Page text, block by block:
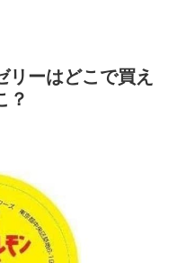
リーはどこで買え
？